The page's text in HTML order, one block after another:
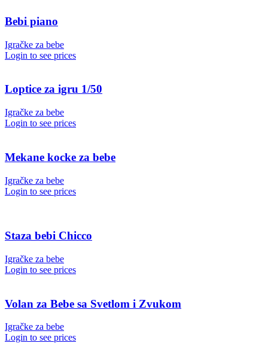
Bebi piano
Igračke za bebe
Login to see prices
Loptice za igru 1/50
Igračke za bebe
Login to see prices
Mekane kocke za bebe
Igračke za bebe
Login to see prices
Staza bebi Chicco
Igračke za bebe
Login to see prices
Volan za Bebe sa Svetlom i Zvukom
Igračke za bebe
Login to see prices